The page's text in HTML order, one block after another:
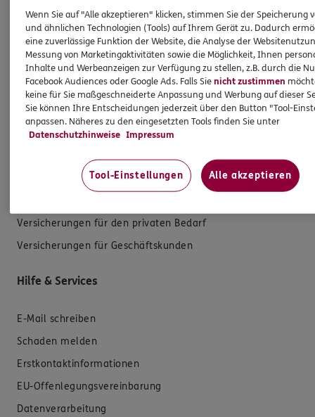
Mehr Informationen
Produkte
Kfz-Versicherung
Versicherungen für den privaten Bedarf
Versicherungen für Geschäftskunden
Hilfe & Services
E-Mail schreiben
Schaden melden
Erstkontaktinformationen
EU-Offenlegungsvereinbarung
Datenverarbeitung
Wenn Sie auf "Alle akzeptieren" klicken, stimmen Sie der Speicherung
und ähnlichen Technologien (Tools) auf Ihrem Gerät zu. Dadurch
eine zuverlässige Funktion der Website, die Analyse der
Messung von Marketingaktivitäten sowie die Möglichkeit, Ihnen
Inhalte und Werbeanzeigen zur Verfügung zu stellen, z.B. durch die
Facebook Audiences oder Google Ads. Falls Sienicht zustimmen
keine für Sie maßgeschneiderte Anpassung und Werbung auf dieser
Sie können Ihre Entscheidungen jederzeit über den Button "Tool-
anpassen. Näheres zu den eingesetzten Tools finden Sie unter
Datenschutzhinweise Impressum
Tool-Einstellungen Alle akzeptieren